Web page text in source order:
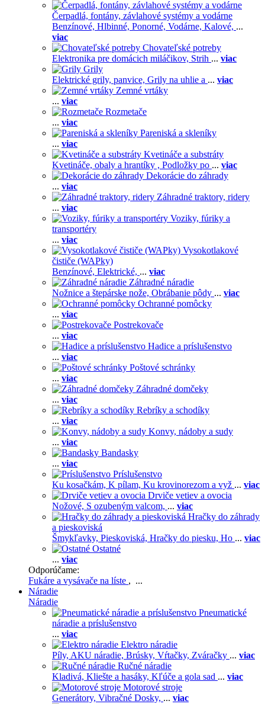
Čerpadlá, fontány, závlahové systémy a vodárne
Benzínové, Hlbinné, Ponorné, Vodárne, Kalové, ...
viac
Chovateľské potreby
Elektronika pre domácich miláčikov, Strih ... viac
Grily
Elektrické grily, panvice, Grily na uhlie a ... viac
Zemné vrtáky
... viac
Rozmetače
... viac
Pareniská a skleníky
... viac
Kvetináče a substráty
Kvetináče, obaly a hrantíky , Podložky po ... viac
Dekorácie do záhrady
... viac
Záhradné traktory, ridery
... viac
Voziky, fúriky a
transportéry
... viac
Vysokotlakové
čističe (WAPky)
Benzínové, Elektrické, ... viac
Záhradné náradie
Nožnice a štepárske nože, Obrábanie pôdy ... viac
Ochranné pomôcky
... viac
Postrekovače
... viac
Hadice a príslušenstvo
... viac
Poštové schránky
... viac
Záhradné domčeky
... viac
Rebríky a schodíky
... viac
Konvy, nádoby a sudy
... viac
Bandasky
... viac
Príslušenstvo
Ku kosačkám, K pílam, Ku krovinorezom a vyž ... viac
Drviče vetiev a ovocia
Nožové, S ozubeným valcom, ... viac
Hračky do záhrady
a pieskoviská
Šmykľavky, Pieskoviská, Hračky do piesku, Ho ... viac
Ostatné
... viac
Odporúčame:
Fukáre a vysávače na líste , ...
Náradie
Náradie
Pneumatické
náradie a príslušenstvo
... viac
Elektro náradie
Píly, AKU náradie, Brúsky, Vŕtačky, Zváračky ... viac
Ručné náradie
Kladivá, Kliešte a hasáky, Kľúče a gola sad ... viac
Motorové stroje
Generátory, Vibračné Dosky, ... viac